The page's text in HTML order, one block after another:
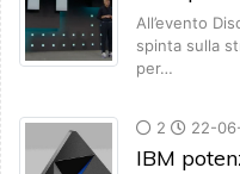
All’evento
spinta sulla
per…
2 22-
IBM